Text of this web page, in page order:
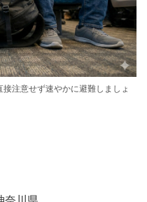
注意せず速やかに避難しましょ